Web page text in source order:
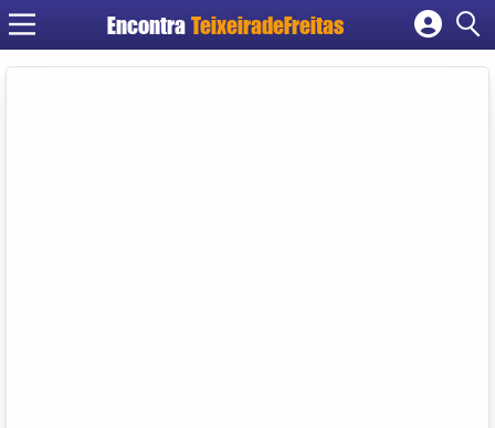
Encontra TeixeiradeFreitas
Cadastrar empresa